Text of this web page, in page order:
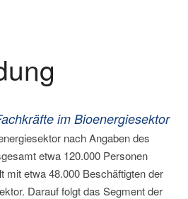
im Bioenergiesektor
nach Angaben des
etwa 120.000 Personen
mit etwa 48.000 Beschäftigten der
Darauf folgt das Segment der